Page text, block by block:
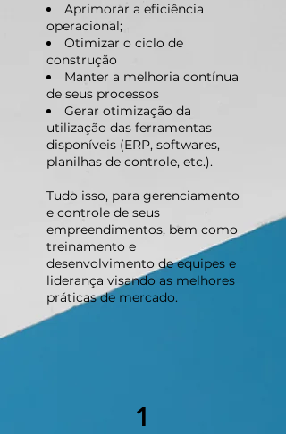
Aprimorar a eficiência
operacional;
Otimizar o ciclo de
construção
Manter a melhoria contínua
de seus processos
Gerar otimização da
utilização das ferramentas
disponíveis (ERP, softwares,
planilhas de controle, etc.).
Tudo isso, para gerenciamento
e controle de seus
empreendimentos, bem como
treinamento e
desenvolvimento de equipes e
liderança visando as melhores
práticas de mercado.
1